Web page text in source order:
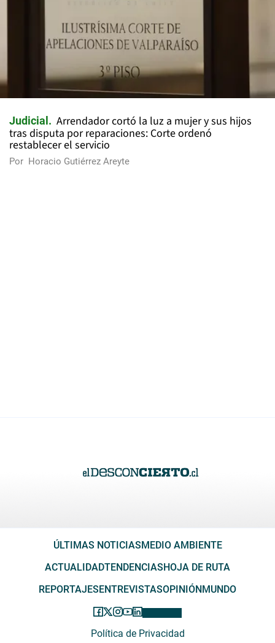
Judicial
Arrendador cortó la luz a mujer y sus hijos
tras disputa por reparaciones: Corte ordenó
restablecer el servicio
Por Horacio Gutiérrez Areyte
ÚLTIMAS NOTICIASMEDIO AMBIENTE
ACTUALIDADTENDENCIASHOJA DE RUTA
REPORTAJESENTREVISTASOPINIÓNMUNDO
Política de Privacidad